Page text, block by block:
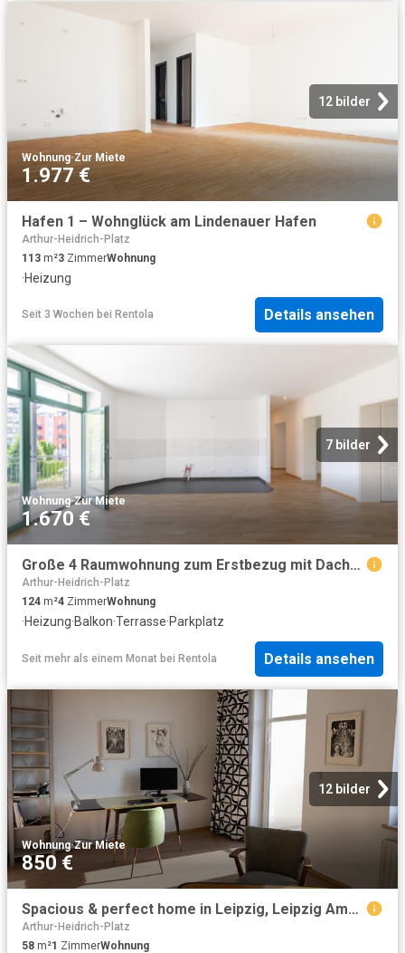
12 bilder
Wohnung·Zur Miete
1.977 €
Hafen 1 – Wohnglück am Lindenauer Hafen
Arthur-Heidrich-Platz
113 m²3 ZimmerWohnung
·Heizung
Seit 3 Wochen bei Rentola Details ansehen
7 bilder
Wohnung·Zur Miete
1.670 €
Große 4 Raumwohnung zum Erstbezug mit Dachterasse WE20
Arthur-Heidrich-Platz
124 m²4 ZimmerWohnung
·Heizung·Balkon·Terrasse·Parkplatz
Seit mehr als einem Monat bei Rentola Details ansehen
12 bilder
Wohnung·Zur Miete
850 €
Spacious & perfect home in Leipzig, Leipzig Amsterdam Apartments for Rent
Arthur-Heidrich-Platz
58 m²1 ZimmerWohnung